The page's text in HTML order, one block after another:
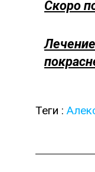
Скоро
Теги :